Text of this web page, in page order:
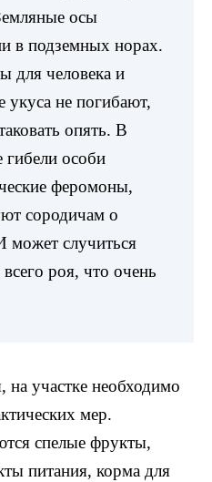
осы
в подземных норах.
для человека и
не погибают,
опять. В
гибели особи
феромоны,
сородичам о
может случиться
роя, что очень
на участке необходимо
мер.
спелые фрукты,
питания, корма для